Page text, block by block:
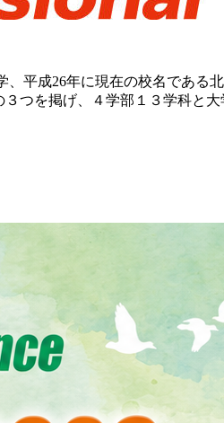
平成26年に現在の校名である
を掲げ、４学部１３学科と